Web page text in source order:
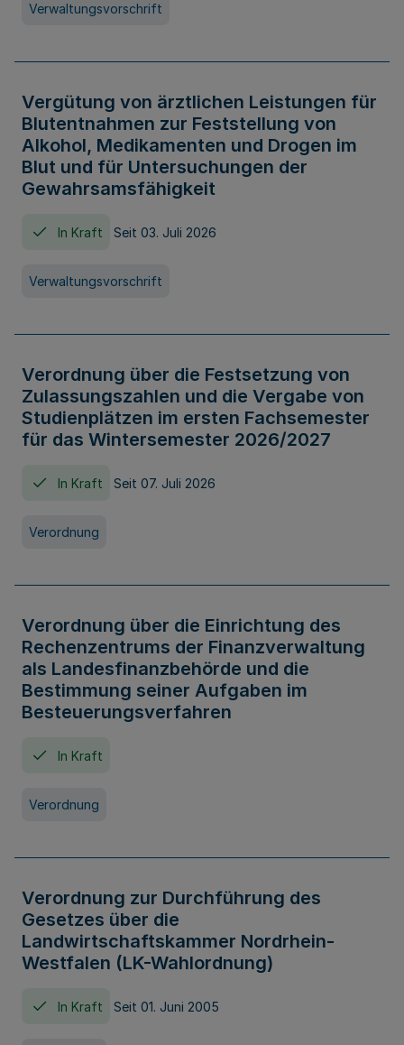
Verwaltungsvorschrift
Vergütung von ärztlichen Leistungen für
Blutentnahmen zur Feststellung von
Alkohol, Medikamenten und Drogen im
Blut und für Untersuchungen der
Gewahrsamsfähigkeit
In Kraft Seit 03. Juli 2026
Verwaltungsvorschrift
Verordnung über die Festsetzung von
Zulassungszahlen und die Vergabe von
Studienplätzen im ersten Fachsemester
für das Wintersemester 2026/2027
In Kraft Seit 07. Juli 2026
Verordnung
Verordnung über die Einrichtung des
Rechenzentrums der Finanzverwaltung
als Landesfinanzbehörde und die
Bestimmung seiner Aufgaben im
Besteuerungsverfahren
In Kraft
Verordnung
Verordnung zur Durchführung des
Gesetzes über die
Landwirtschaftskammer Nordrhein-
Westfalen (LK-Wahlordnung)
In Kraft Seit 01. Juni 2005